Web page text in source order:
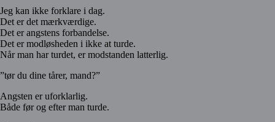
Jeg kan ikke forklare i dag.
Det er det mærkværdige.
Det er angstens forbandelse.
Det er modløsheden i ikke at turde.
Når man har turdet, er modstanden latterlig.
”tør du dine tårer, mand?”
Angsten er uforklarlig.
Både før og efter man turde.